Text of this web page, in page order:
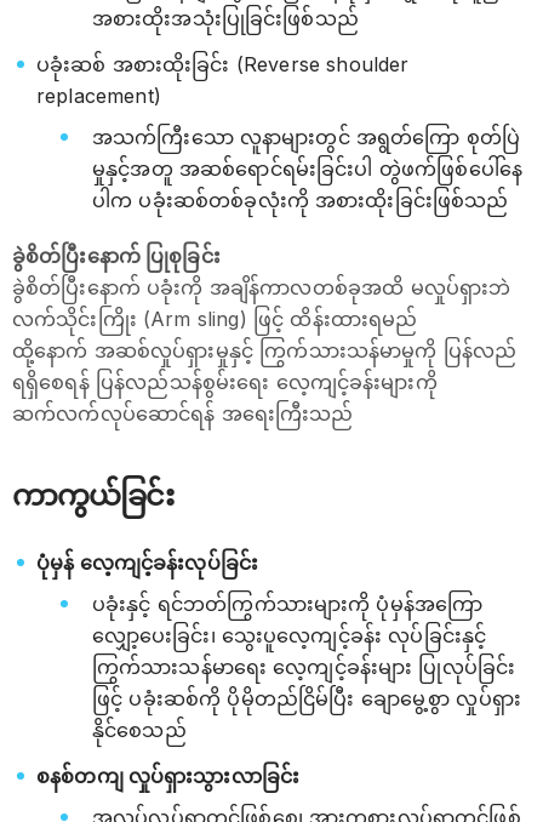
အစားထိုးအသုံးပြုခြင်းဖြစ်သည်
ပခုံးဆစ် အစားထိုးခြင်း (Reverse shoulder
replacement)
အသက်ကြီးသော လူနာများတွင် အရွတ်ကြော စုတ်ပြဲ
မှုနှင့်အတူ အဆစ်ရောင်ရမ်းခြင်းပါ တွဲဖက်ဖြစ်ပေါ်နေ
ပါက ပခုံးဆစ်တစ်ခုလုံးကို အစားထိုးခြင်းဖြစ်သည်
ခွဲစိတ်ပြီးနောက် ပြုစုခြင်း
ခွဲစိတ်ပြီးနောက် ပခုံးကို အချိန်ကာလတစ်ခုအထိ မလှုပ်ရှားဘဲ
လက်သိုင်းကြိုး (Arm sling) ဖြင့် ထိန်းထားရမည်
ထို့နောက် အဆစ်လှုပ်ရှားမှုနှင့် ကြွက်သားသန်မာမှုကို ပြန်လည်
ရရှိစေရန် ပြန်လည်သန်စွမ်းရေး လေ့ကျင့်ခန်းများကို
ဆက်လက်လုပ်ဆောင်ရန် အရေးကြီးသည်
ကာကွယ်ခြင်း
ပုံမှန် လေ့ကျင့်ခန်းလုပ်ခြင်း
ပခုံးနှင့် ရင်ဘတ်ကြွက်သားများကို ပုံမှန်အကြော
လျှော့ပေးခြင်း၊ သွေးပူလေ့ကျင့်ခန်း လုပ်ခြင်းနှင့်
ကြွက်သားသန်မာရေး လေ့ကျင့်ခန်းများ ပြုလုပ်ခြင်း
ဖြင့် ပခုံးဆစ်ကို ပိုမိုတည်ငြိမ်ပြီး ချောမွေ့စွာ လှုပ်ရှား
နိုင်စေသည်
စနစ်တကျ လှုပ်ရှားသွားလာခြင်း
အလုပ်လုပ်ရာတွင်ဖြစ်စေ၊ အားကစားလုပ်ရာတွင်ဖြစ်